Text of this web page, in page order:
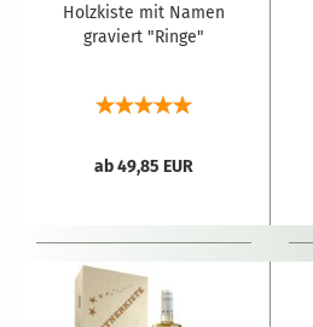
Holzkiste mit Namen
graviert "Ringe"
ab 49,85 EUR